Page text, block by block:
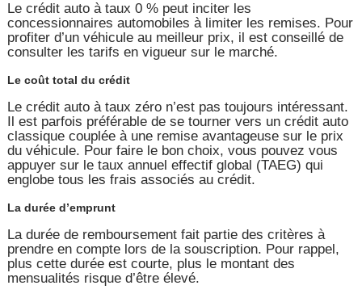
Le crédit auto à taux 0 % peut inciter les
concessionnaires automobiles à limiter les remises. Pour
profiter d’un véhicule au meilleur prix, il est conseillé de
consulter les tarifs en vigueur sur le marché.
Le coût total du crédit
Le crédit auto à taux zéro n’est pas toujours intéressant.
Il est parfois préférable de se tourner vers un crédit auto
classique couplée à une remise avantageuse sur le prix
du véhicule. Pour faire le bon choix, vous pouvez vous
appuyer sur le taux annuel effectif global (TAEG) qui
englobe tous les frais associés au crédit.
La durée d’emprunt
La durée de remboursement fait partie des critères à
prendre en compte lors de la souscription. Pour rappel,
plus cette durée est courte, plus le montant des
mensualités risque d’être élevé.